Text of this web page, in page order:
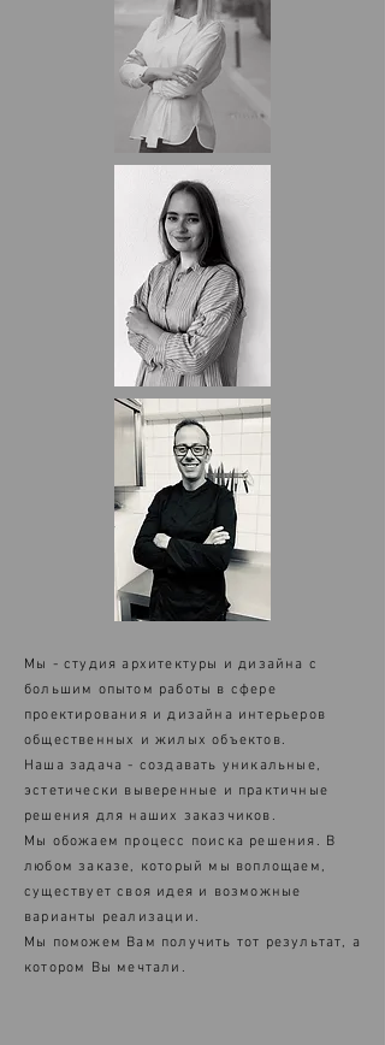
Мы - студия архитектуры и дизайна с
большим опытом работы в сфере
проектирования и дизайна интерьеров
общественных и жилых объектов.
Наша задача - создавать уникальные,
эстетически выверенные и практичные
решения для наших заказчиков.
Мы обожаем процесс поиска решения. В
любом заказе, который мы воплощаем,
существует своя идея и возможные
варианты реализации.
Мы поможем Вам получить тот результат, а
котором Вы мечтали.